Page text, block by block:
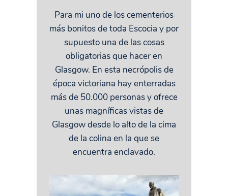
Para mi uno de los cementerios
más bonitos de toda Escocia y por
supuesto una de las cosas
obligatorias que hacer en
Glasgow. En esta necrópolis de
época victoriana hay enterradas
más de 50.000 personas y ofrece
unas magníficas vistas de
Glasgow desde lo alto de la cima
de la colina en la que se
encuentra enclavado.